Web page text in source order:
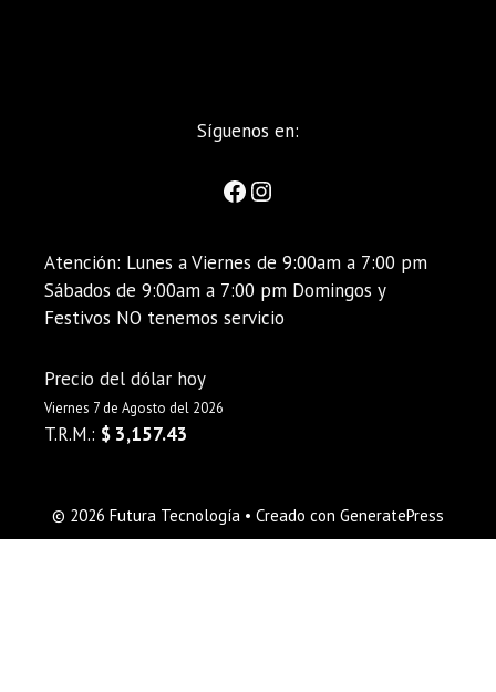
Síguenos en:
Atención: Lunes a Viernes de 9:00am a 7:00 pm
Sábados de 9:00am a 7:00 pm Domingos y
Festivos NO tenemos servicio
Precio del dólar hoy
Viernes 7 de Agosto del 2026
T.R.M.: $ 3,157.43
© 2026 Futura Tecnología • Creado con GeneratePress